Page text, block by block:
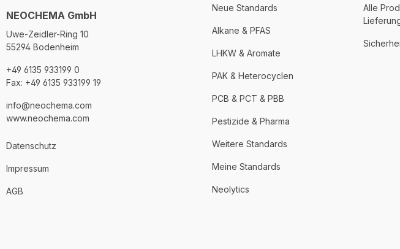
NEOCHEMA GmbH
Uwe-Zeidler-Ring 10
55294 Bodenheim
+49 6135 933199 0
Fax: +49 6135 933199 19
info@neochema.com
www.neochema.com
Datenschutz
Impressum
AGB
Neue Standards
Alkane & PFAS
LHKW & Aromate
PAK & Heterocyclen
PCB & PCT & PBB
Pestizide & Pharma
Weitere Standards
Meine Standards
Neolytics
Alle